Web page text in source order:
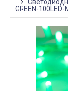
GREEN-